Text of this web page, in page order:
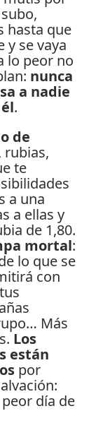
hasta que
y se vaya
lo peor no
nunca
a nadie
.
de
rubias,
te
a una
a ellas y
de 1,80.
mortal:
lo que se
con
Más
Los
están
por
día de